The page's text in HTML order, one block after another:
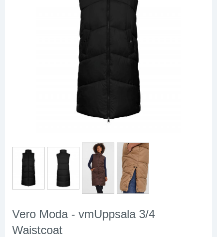
Vero Moda - vmUppsala 3/4
Waistcoat